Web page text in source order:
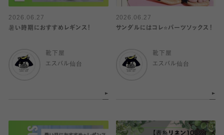
2026.06.27
暑い時期におすすめレギンス！
靴下屋
エスパル仙台
2026.06.27
サンダルにはコレ⭐️パーツソックス！
靴下屋
エスパル仙台